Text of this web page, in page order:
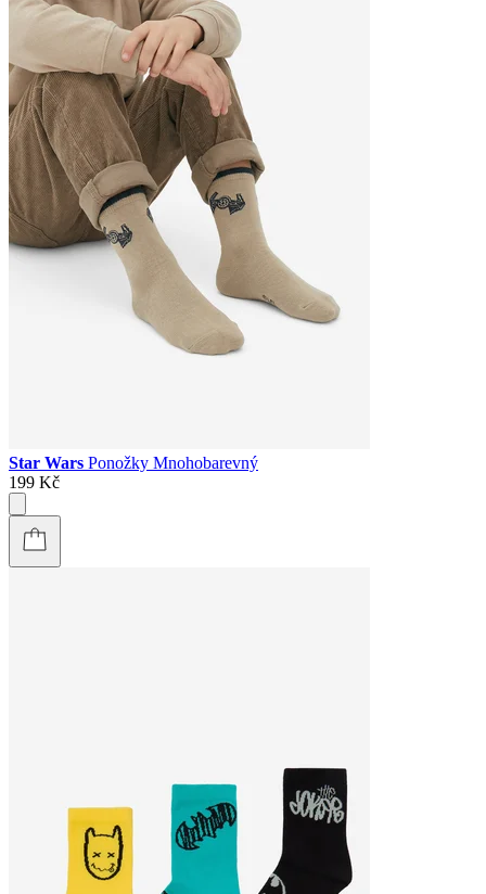
Star Wars Ponožky Mnohobarevný
199 Kč